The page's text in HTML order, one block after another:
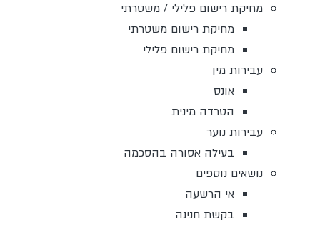
מחיקת רישום פלילי / משטרתי
מחיקת רישום משטרתי
מחיקת רישום פלילי
עבירות מין
אונס
הטרדה מינית
עבירות נוער
בעילה אסורה בהסכמה
נושאים נוספים
אי הרשעה
בקשת חנינה